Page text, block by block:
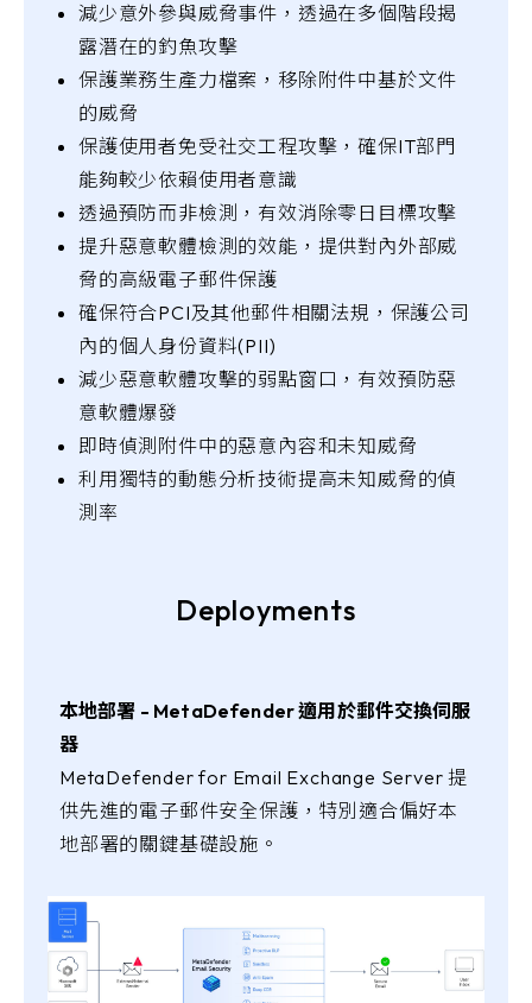
減少意外參與威脅事件，透過在多個階段揭
露潛在的釣魚攻擊
保護業務生產力檔案，移除附件中基於文件
的威脅
保護使用者免受社交工程攻擊，確保IT部門
能夠較少依賴使用者意識
透過預防而非檢測，有效消除零日目標攻擊
提升惡意軟體檢測的效能，提供對內外部威
脅的高級電子郵件保護
確保符合PCI及其他郵件相關法規，保護公司
內的個人身份資料(PII)
減少惡意軟體攻擊的弱點窗口，有效預防惡
意軟體爆發
即時偵測附件中的惡意內容和未知威脅
利用獨特的動態分析技術提高未知威脅的偵
測率
Deployments
本地部署 - MetaDefender 適用於郵件交換伺服
器
MetaDefender for Email Exchange Server 提
供先進的電子郵件安全保護，特別適合偏好本
地部署的關鍵基礎設施。